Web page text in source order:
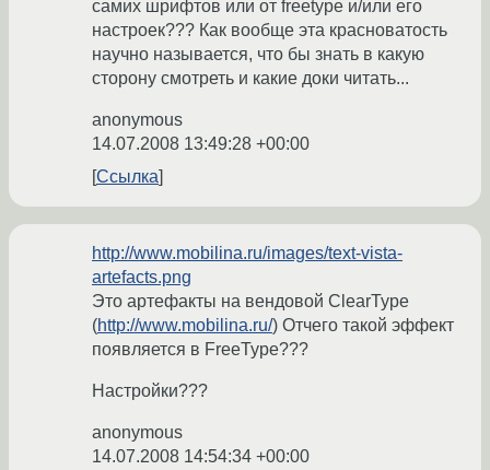
самих шрифтов или от freetype и/или его
настроек??? Как вообще эта красноватость
научно называется, что бы знать в какую
сторону смотреть и какие доки читать...
anonymous
14.07.2008 13:49:28 +00:00
Ссылка
http://www.mobilina.ru/images/text-vista-
artefacts.png
Это артефакты на вендовой ClearType
(http://www.mobilina.ru/) Отчего такой эффект
появляется в FreeType???
Настройки???
anonymous
14.07.2008 14:54:34 +00:00